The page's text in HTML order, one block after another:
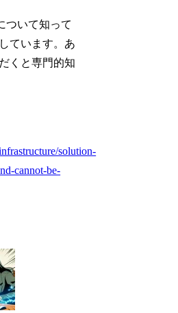
ついて知って
ています。あ
くと専門的知
solution-
cannot-be-